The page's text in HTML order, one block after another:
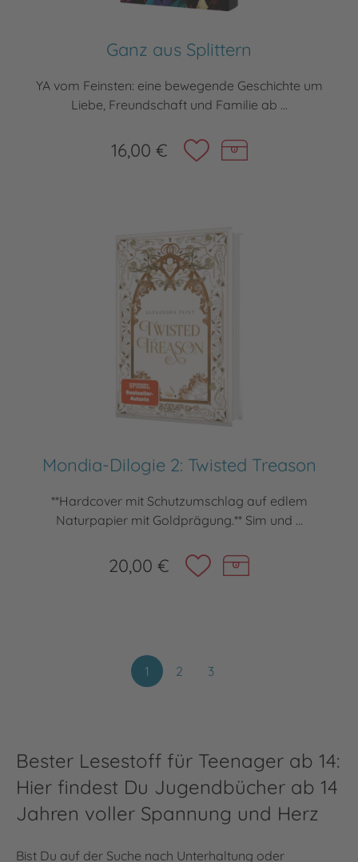
Ganz aus Splittern
YA vom Feinsten: eine bewegende Geschichte um
Liebe, Freundschaft und Familie ab ...
16,00 €
Mondia-Dilogie 2: Twisted Treason
**Hardcover mit Schutzumschlag auf edlem
Naturpapier mit Goldprägung.** Sim und ...
20,00 €
1 2 3
Bester Lesestoff für Teenager ab 14:
Hier findest Du Jugendbücher ab 14
Jahren voller Spannung und Herz
Bist Du auf der Suche nach Unterhaltung oder